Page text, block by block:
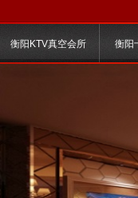
衡阳KTV真空会所 衡阳